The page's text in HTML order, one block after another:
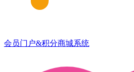
会员门户&积分商城系统